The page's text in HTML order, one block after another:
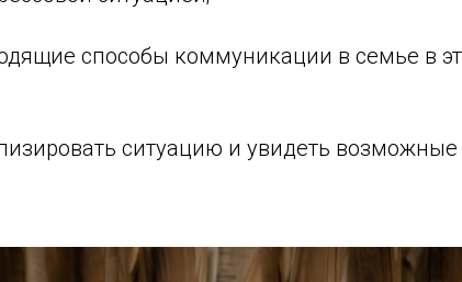
способы коммуникации в семье в
ситуацию и увидеть